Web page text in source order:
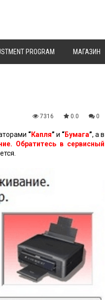
PROGRAM МАГАЗИН
7316 0.0 0
“Капля” и “Бумага”, а в
Обратитесь в сервисный